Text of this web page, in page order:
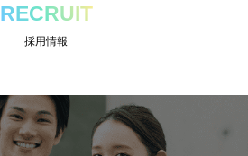
RECRUIT
採用情報